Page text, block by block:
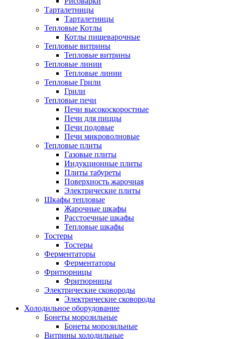
Тарталетницы
Тарталетницы
Тепловые Котлы
Котлы пищеварочные
Тепловые витрины
Тепловые витрины
Тепловые линии
Тепловые линии
Тепловые Грили
Грили
Тепловые печи
Печи высокоскоростные
Печи для пиццы
Печи подовые
Печи микроволновые
Тепловые плиты
Газовые плиты
Индукционные плиты
Плиты табуреты
Поверхность жарочная
Электрические плиты
Шкафы тепловые
Жарочные шкафы
Расстоечные шкафы
Тепловые шкафы
Тостеры
Тостеры
Ферментаторы
Ферментаторы
Фритюрницы
Фритюрницы
Электрические сковороды
Электрические сковороды
Холодильное оборудование
Бонеты морозильные
Бонеты морозильные
Витрины холодильные